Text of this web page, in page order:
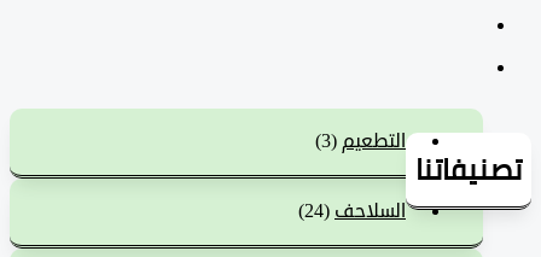
التطعيم(3)
السلاحف(24)